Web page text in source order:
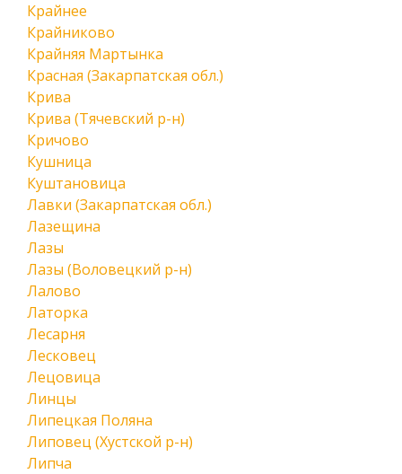
Крайнее
Крайниково
Крайняя Мартынка
Красная (Закарпатская обл.)
Крива
Крива (Тячевский р-н)
Кричово
Кушница
Куштановица
Лавки (Закарпатская обл.)
Лазещина
Лазы
Лазы (Воловецкий р-н)
Лалово
Латорка
Лесарня
Лесковец
Лецовица
Линцы
Липецкая Поляна
Липовец (Хустской р-н)
Липча